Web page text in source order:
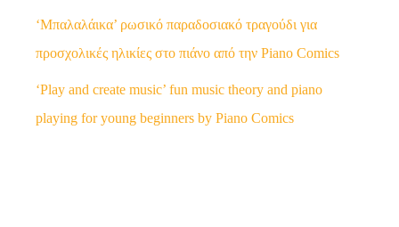
‘Μπαλαλάικα’ ρωσικό παραδοσιακό τραγούδι για
προσχολικές ηλικίες στο πιάνο από την Piano Comics
‘Play and create music’ fun music theory and piano
playing for young beginners by Piano Comics